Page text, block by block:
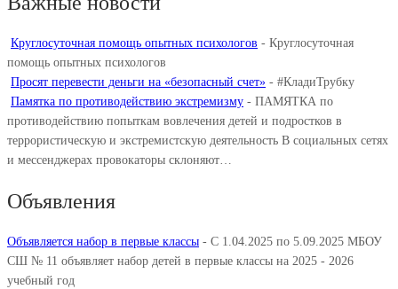
Круглосуточная помощь опытных психологов - Круглосуточная
помощь опытных психологов
Просят перевести деньги на «безопасный счет» - #КладиТрубку
Памятка по противодействию экстремизму - ПАМЯТКА по
противодействию попыткам вовлечения детей и подростков в
террористическую и экстремистскую деятельность В социальных сетях
и мессенджерах провокаторы склоняют…
Объявления
Объявляется набор в первые классы - С 1.04.2025 по 5.09.2025 МБОУ
СШ № 11 объявляет набор детей в первые классы на 2025 - 2026
учебный год